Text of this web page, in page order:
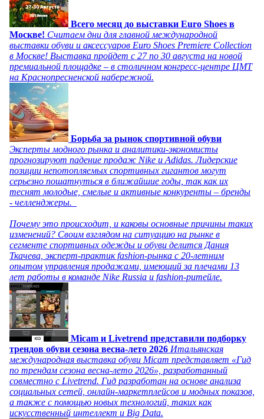
Всего месяц до выставки Euro Shoes в
Москве! Считаем дни для главной международной
выставки обуви и аксессуаров Euro Shoes Premiere Collection
в Москве! Выставка пройдет с 27 по 30 августа на новой
премиальной площадке – в столичном конгресс-центре ЦМТ
на Краснопресненской набережной.
Борьба за рынок спортивной обуви
Эксперты модного рынка и аналитики-экономисты
прогнозируют падение продаж Nike и Adidas. Лидерские
позиции непотопляемых спортивных гигантов могут
серьезно пошатнуться в ближайшие годы, так как их
теснят молодые, смелые и активные конкуренты – бренды
- челленджеры.
Почему это происходит, и каковы основные причины таких
изменений? Своим взглядом на ситуацию на рынке в
сегменте спортивных одежды и обуви делится Дания
Ткачева, эксперт-практик fashion-рынка с 20-летним
опытом управления продажами, имеющий за плечами 13
лет работы в команде Nike Russia и fashion-ритейле.
Micam и Livetrend представили подборку
трендов обуви сезона весна-лето 2026 Итальянская
международная выставка обуви Micam представляет «Гид
по трендам сезона весна-лето 2026», разработанный
совместно с Livetrend. Гид разработан на основе анализа
социальных сетей, онлайн-маркетплейсов и модных показов,
а также с помощью новых технологий, таких как
искусственный интеллект и Big Data.